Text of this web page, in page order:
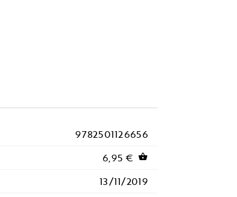
9782501126656
6,95 € shopping_basket
13/11/2019